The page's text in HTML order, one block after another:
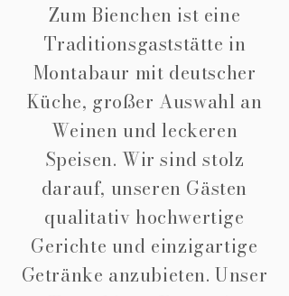
Zum Bienchen ist eine
Traditionsgaststätte in
Montabaur mit deutscher
Küche, großer Auswahl an
Weinen und leckeren
Speisen. Wir sind stolz
darauf, unseren Gästen
qualitativ hochwertige
Gerichte und einzigartige
Getränke anzubieten. Unser